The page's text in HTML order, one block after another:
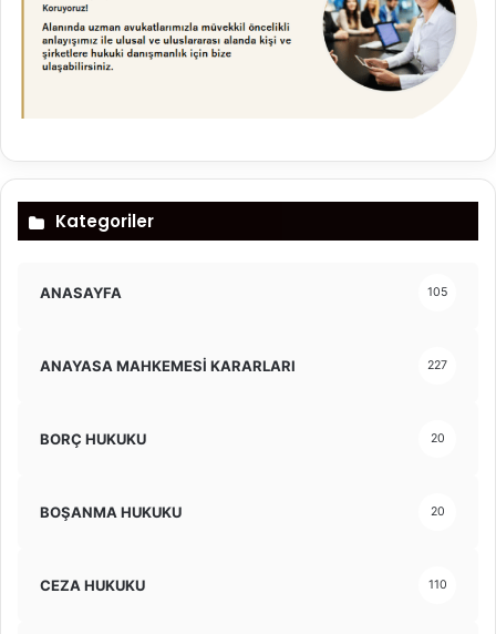
Kategoriler
ANASAYFA 105
ANAYASA MAHKEMESİ KARARLARI 227
BORÇ HUKUKU 20
BOŞANMA HUKUKU 20
CEZA HUKUKU 110